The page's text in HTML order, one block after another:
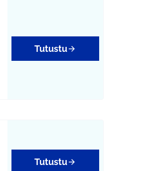
Tutustu
Tutustu